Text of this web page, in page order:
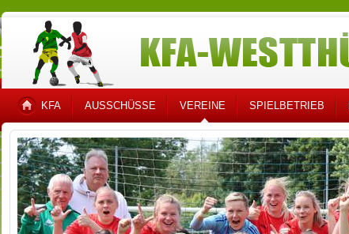
KFA AUSSCHÜSSE VEREINE SPIELBETRIEB